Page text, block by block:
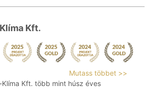
Kft.
Mutass többet >>
Klíma Kft. több mint húsz éves